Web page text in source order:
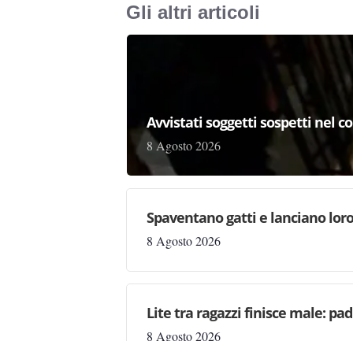
Gli altri articoli
Avvistati soggetti sospetti nel
8 Agosto 2026
Spaventano gatti e lanciano
8 Agosto 2026
Lite tra ragazzi finisce male:
8 Agosto 2026